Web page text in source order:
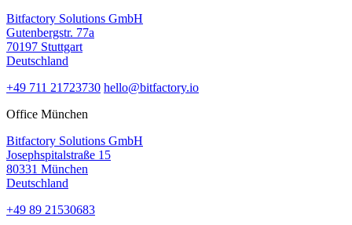
Bitfactory Solutions GmbH
Gutenbergstr. 77a
70197 Stuttgart
Deutschland
+49 711 21723730 hello@bitfactory.io
Office München
Bitfactory Solutions GmbH
Josephspitalstraße 15
80331 München
Deutschland
+49 89 21530683